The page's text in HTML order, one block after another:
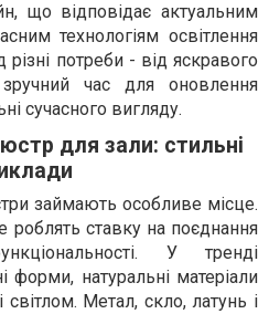
що відповідає актуальним
технологіям освітлення
потреби - від яскравого
час для оновлення
сучасного вигляду.
для зали: стильні
займають особливе місце.
роблять ставку на поєднання
У тренді
форми, натуральні матеріали
світлом. Метал, скло, латунь і